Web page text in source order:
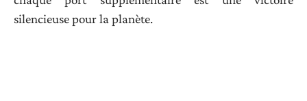
silencieuse pour la planète.